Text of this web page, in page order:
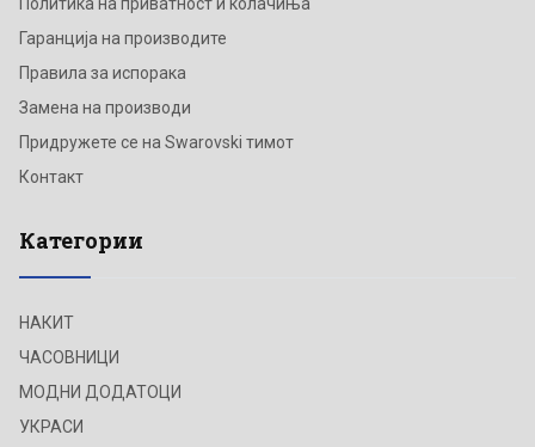
Гаранција на производите
Правила за испорака
Замена на производи
Придружете се на Swarovski тимот
Контакт
Категории
НАКИТ
ЧАСОВНИЦИ
МОДНИ ДОДАТОЦИ
УКРАСИ